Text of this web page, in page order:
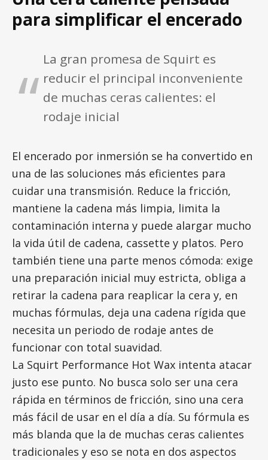
para simplificar el encerado
La gran promesa de Squirt es
reducir el principal inconveniente
de muchas ceras calientes: el
rodaje inicial
El encerado por inmersión se ha convertido en
una de las soluciones más eficientes para
cuidar una transmisión. Reduce la fricción,
mantiene la cadena más limpia, limita la
contaminación interna y puede alargar mucho
la vida útil de cadena, cassette y platos. Pero
también tiene una parte menos cómoda: exige
una preparación inicial muy estricta, obliga a
retirar la cadena para reaplicar la cera y, en
muchas fórmulas, deja una cadena rígida que
necesita un periodo de rodaje antes de
funcionar con total suavidad.
La Squirt Performance Hot Wax intenta atacar
justo ese punto. No busca solo ser una cera
rápida en términos de fricción, sino una cera
más fácil de usar en el día a día. Su fórmula es
más blanda que la de muchas ceras calientes
tradicionales y eso se nota en dos aspectos